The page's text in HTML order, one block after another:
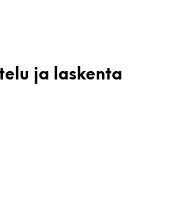
ja laskenta